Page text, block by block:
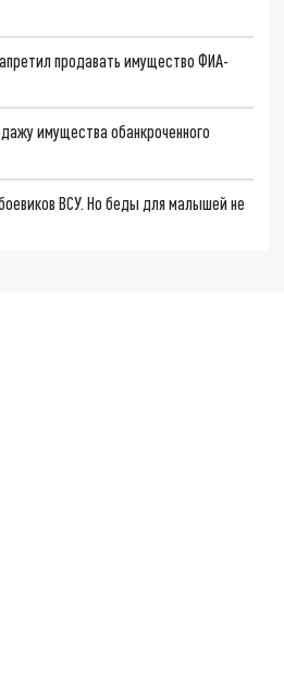
продавать имущество ФИА-
имущества обанкроченного
ВСУ. Но беды для малышей не